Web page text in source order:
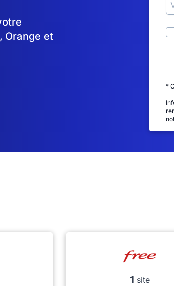
Orange et
*
1 site